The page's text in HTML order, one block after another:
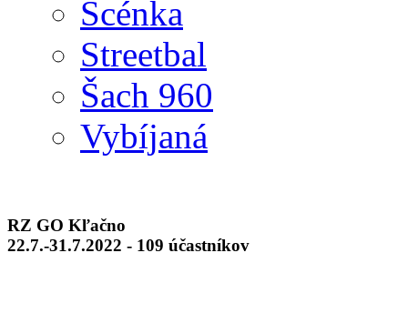
Scénka
Streetbal
Šach 960
Vybíjaná
RZ GO Kľačno
22.7.-31.7.2022 - 109 účastníkov